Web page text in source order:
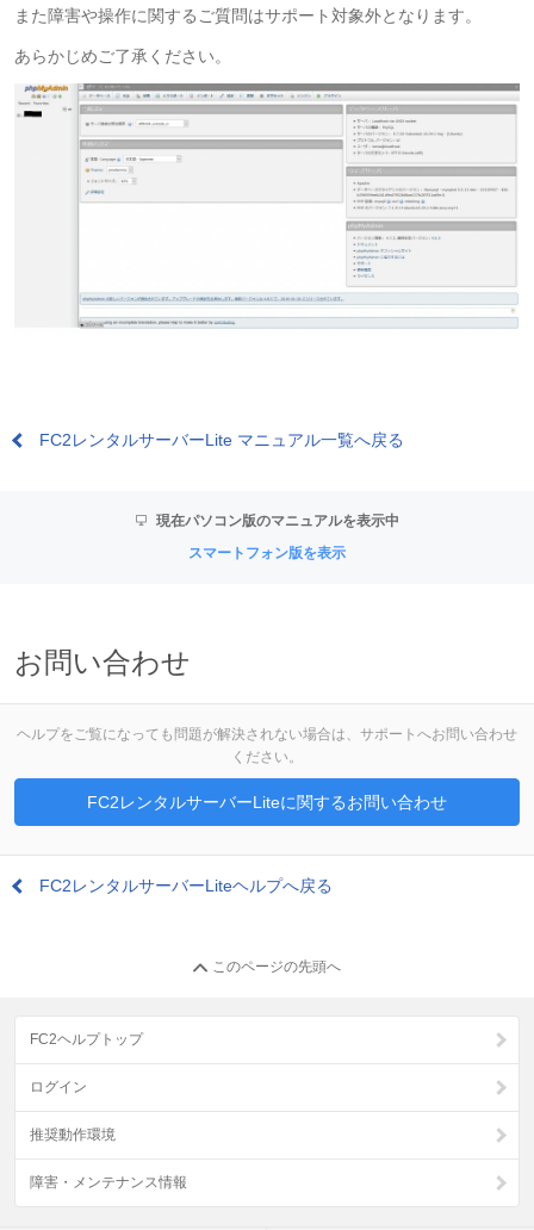
また障害や操作に関するご質問はサポート対象外となります。
あらかじめご了承ください。
FC2レンタルサーバーLite マニュアル一覧へ戻る
現在パソコン版のマニュアルを表示中
スマートフォン版を表示
お問い合わせ
ヘルプをご覧になっても問題が解決されない場合は、サポートへお問い合わせ
ください。
FC2レンタルサーバーLiteに関するお問い合わせ
FC2レンタルサーバーLiteヘルプへ戻る
このページの先頭へ
FC2ヘルプトップ
ログイン
推奨動作環境
障害・メンテナンス情報